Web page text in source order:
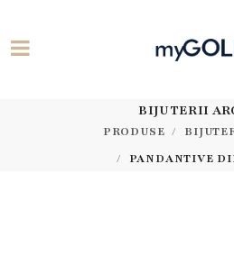
BIJUTERII
PRODUSE
PANDANTIVE